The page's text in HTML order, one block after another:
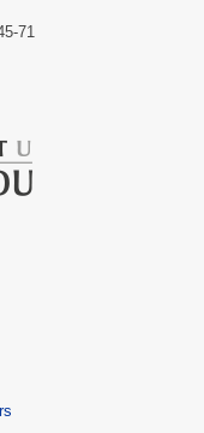
71